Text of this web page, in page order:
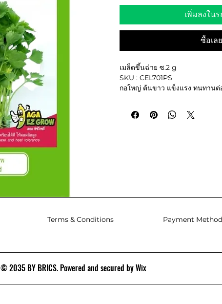
เพิ่มลงใน
ซื้อเลย
เมล็ดขึ้นฉ่าย ซ.2 g
SKU : CEL701PS
กอใหญ่ ต้นขาว แข็งแรง ทนทานต่
Terms & Conditions Payment
© 2035 BY BRICS. Powered and secured byWix